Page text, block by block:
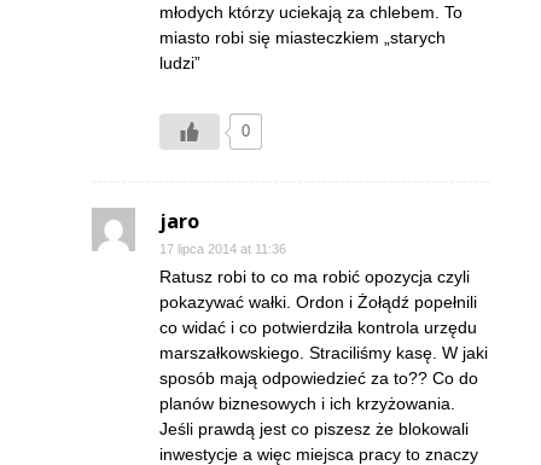
młodych którzy uciekają za chlebem. To
miasto robi się miasteczkiem „starych
ludzi”
0
jaro
17 lipca 2014 at 11:36
Ratusz robi to co ma robić opozycja czyli
pokazywać wałki. Ordon i Żołądź popełnili
co widać i co potwierdziła kontrola urzędu
marszałkowskiego. Straciliśmy kasę. W jaki
sposób mają odpowiedzieć za to?? Co do
planów biznesowych i ich krzyżowania.
Jeśli prawdą jest co piszesz że blokowali
inwestycje a więc miejsca pracy to znaczy